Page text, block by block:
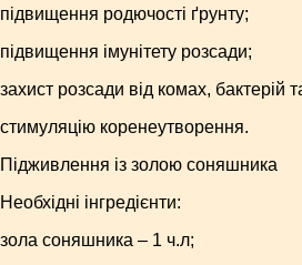
підвищення родючості ґрунту;
підвищення імунітету розсади;
захист розсади від комах, бактерій
стимуляцію коренеутворення.
Підживлення із золою соняшника
Необхідні інгредієнти:
зола соняшника – 1 ч.л;